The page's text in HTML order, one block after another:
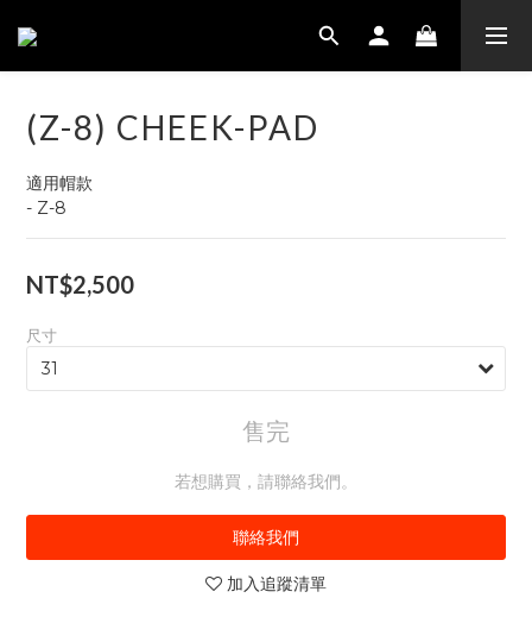
(Z-8) CHEEK-PAD
適用帽款
- Z-8
NT$2,500
尺寸
售完
若想購買，請聯絡我們。
聯絡我們
加入追蹤清單